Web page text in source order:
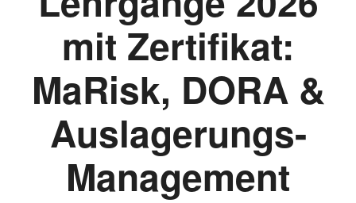
mit Zertifikat:
MaRisk, DORA &
Auslagerungs-
Management